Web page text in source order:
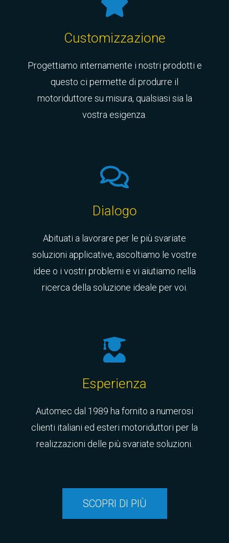
Customizzazione
Progettiamo internamente i nostri prodotti e
questo ci permette di produrre il
motoriduttore su misura, qualsiasi sia la
vostra esigenza.
Dialogo
Abituati a lavorare per le più svariate
soluzioni applicative, ascoltiamo le vostre
idee o i vostri problemi e vi aiutiamo nella
ricerca della soluzione ideale per voi.
Esperienza
Automec dal 1989 ha fornito a numerosi
clienti italiani ed esteri motoriduttori per la
realizzazioni delle più svariate soluzioni.
SCOPRI DI PIÙ